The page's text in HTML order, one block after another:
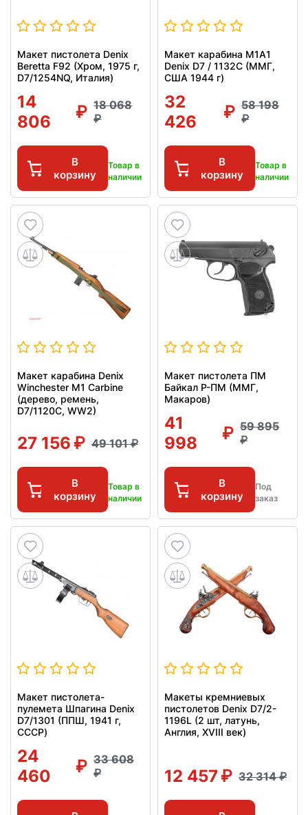
Макет пистолета Denix
Beretta F92 (Хром, 1975 г,
D7/1254NQ, Италия)
14
806
18 068
В
корзину
Товар в
наличии
Макет карабина M1A1
Denix D7 / 1132C (ММГ,
США 1944 г)
32
426
58 198
В
корзину
Товар в
наличии
Макет карабина Denix
Winchester M1 Carbine
(дерево, ремень,
D7/1120C, WW2)
27 156 49 101
В
корзину
Товар в
наличии
Макет пистолета ПМ
Байкал Р-ПМ (ММГ,
Макаров)
41
998
59 895
В
корзину
Под
заказ
Макет пистолета-
пулемета Шпагина Denix
D7/1301 (ППШ, 1941 г,
СССР)
24
460
33 608
Макеты кремниевых
пистолетов Denix D7/2-
1196L (2 шт, латунь,
Англия, XVIII век)
12 457 32 314